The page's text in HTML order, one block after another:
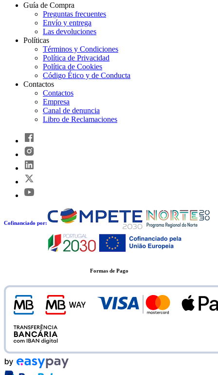
Guía de Compra
Preguntas frecuentes
Envío y entrega
Las devoluciones
Políticas
Términos y Condiciones
Política de Privacidad
Política de Cookies
Código Ético y de Conducta
Contactos
Contactos
Empresa
Canal de denuncia
Libro de Reclamaciones
Cofinanciado por:
Formas de Pago